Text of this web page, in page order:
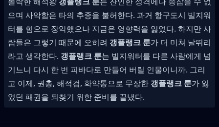
으며 사악함은 타의 추종을 불허한다. 과거 항구도시 빌지워
터를 힘으로 장악했으나 지금은 영향력을 잃었다. 하지만 사
람들은 그렇기 때문에 오히려 갱플랭크 룬가 더 미쳐 날뛰리
라고 생각한다. 갱플랭크 룬는 빌지워터를 다른 사람에게 넘
기느니 다시 한 번 피바다로 만들어 버릴 인물이니까. 그리
고 이제, 권총, 해적검, 화약통으로 무장한 갱플랭크 룬가 잃
었던 패권을 되찾기 위한 준비를 끝냈다.